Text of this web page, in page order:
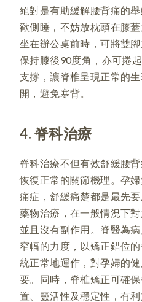
絕對是有助緩解腰背痛的
歡側睡，不妨放枕頭在膝
坐在辦公桌前時，可將雙
保持膝後90度角，亦可捲
支撐，讓脊椎呈現正常的
開，避免寒背。
4. 脊科治療
脊科治療不但有效舒緩腰
恢復正常的關節機理。孕
痛症，舒緩痛楚都是最先
藥物治療，在一般情況下
並且沒有副作用。脊醫為
窄幅的力度，以矯正錯位
統正常地運作，對孕婦的
要。同時，脊椎矯正可確
置、靈活性及穩定性，有